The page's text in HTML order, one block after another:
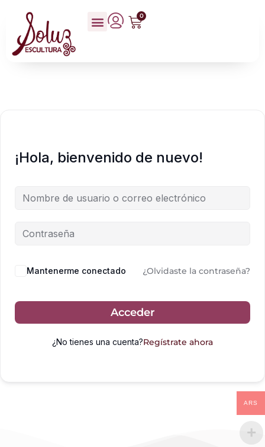
0
¡Hola, bienvenido de nuevo!
Mantenerme conectado ¿Olvidaste la contraseña?
Acceder
¿No tienes una cuenta?Regístrate ahora
ARS